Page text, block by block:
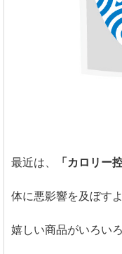
最近は、 「カロリー
体に悪影響を及ぼす
嬉しい商品がいろい